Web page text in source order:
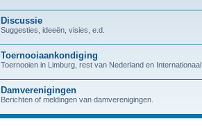
Discussie
Suggesties, ideeën, visies, e.d.
Toernooiaankondiging
Toernooien in Limburg, rest van Nederland en Internationaal
Damverenigingen
Berichten of meldingen van damverenigingen.